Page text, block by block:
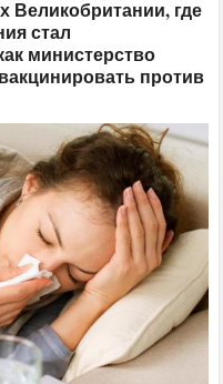
Великобритании, где
стал
министерство
против